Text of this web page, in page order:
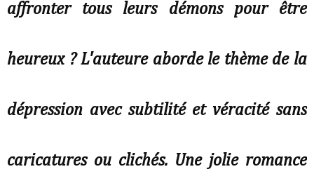
affronter tous leurs démons pour être
heureux ? L'auteure aborde le thème de la
dépression avec subtilité et véracité sans
caricatures ou clichés. Une jolie romance